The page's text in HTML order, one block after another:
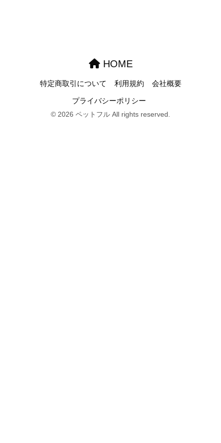
HOME
特定商取引について 利用規約 会社概要
プライバシーポリシー
© 2026 ペットフル All rights reserved.